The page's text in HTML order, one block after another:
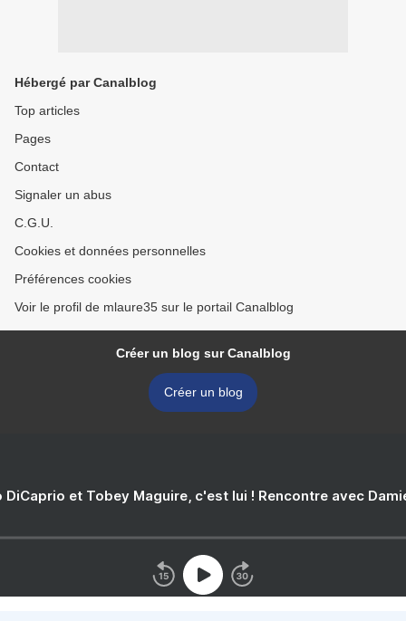
Hébergé par Canalblog
Top articles
Pages
Contact
Signaler un abus
C.G.U.
Cookies et données personnelles
Préférences cookies
Voir le profil de mlaure35 sur le portail Canalblog
Créer un blog sur Canalblog
Créer un blog
DiCaprio et Tobey Maguire, c'est lui ! Rencontre avec